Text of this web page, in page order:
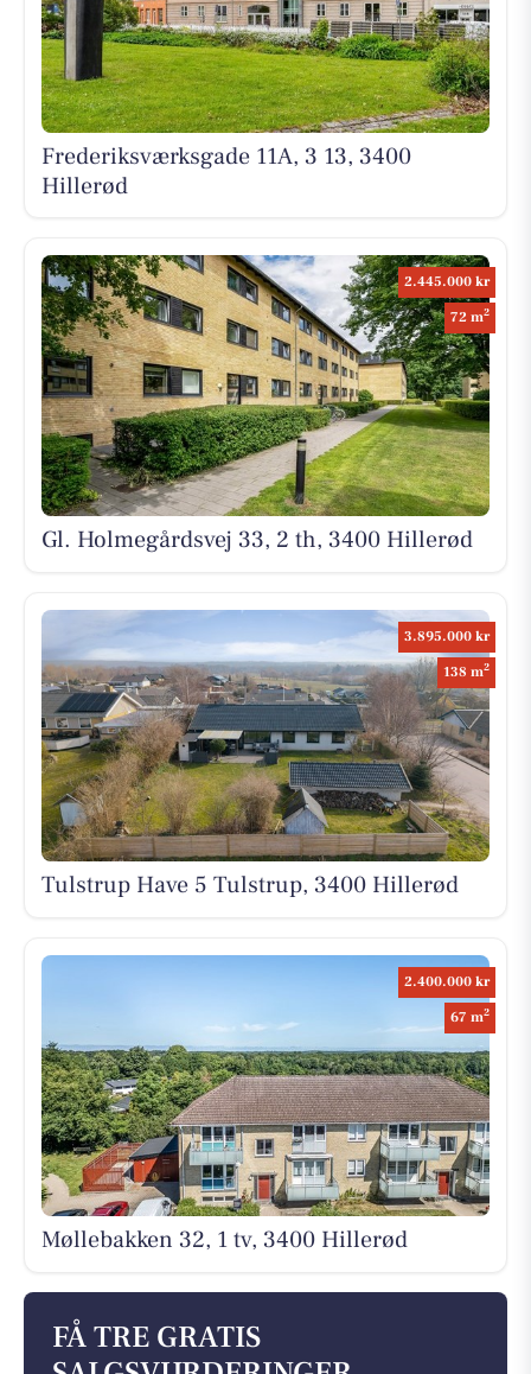
Frederiksværksgade 11A, 3 13, 3400
Hillerød
2.445.000 kr
72 m2
Gl. Holmegårdsvej 33, 2 th, 3400 Hillerød
3.895.000 kr
138 m2
Tulstrup Have 5 Tulstrup, 3400 Hillerød
2.400.000 kr
67 m2
Møllebakken 32, 1 tv, 3400 Hillerød
FÅ TRE GRATIS